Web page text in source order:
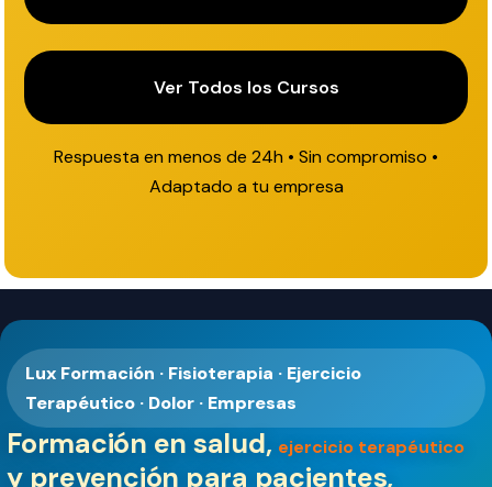
Ver Todos los Cursos
Respuesta en menos de 24h • Sin compromiso •
Adaptado a tu empresa
Lux Formación · Fisioterapia · Ejercicio
Terapéutico · Dolor · Empresas
Formación en salud, ejercicio terapéutico
y prevención para pacientes,